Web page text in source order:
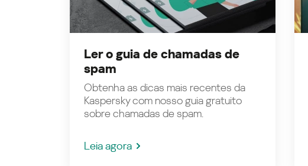
Ler o guia de chamadas de
spam
Obtenha as dicas mais recentes da
Kaspersky com nosso guia gratuito
sobre chamadas de spam.
Leia agora